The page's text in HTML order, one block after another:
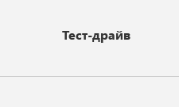
Тест-драйв